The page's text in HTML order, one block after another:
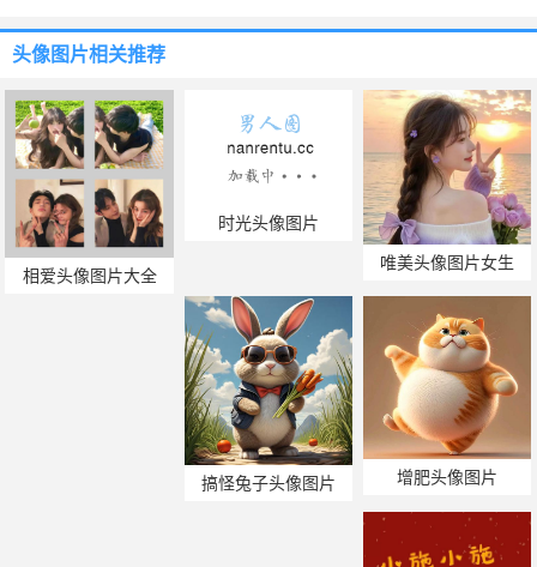
头像图片相关推荐
相爱头像图片大全
时光头像图片
唯美头像图片女生
搞怪兔子头像图片 增肥头像图片